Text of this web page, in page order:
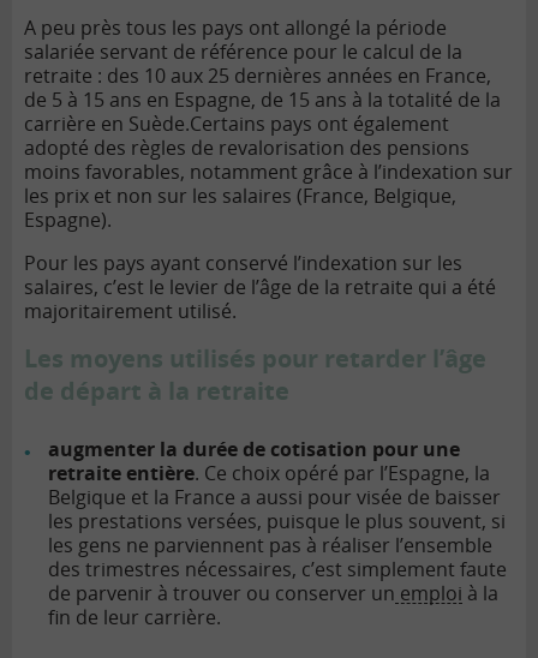
A peu près tous les pays ont allongé la période
salariée servant de référence pour le calcul de la
retraite : des 10 aux 25 dernières années en France,
de 5 à 15 ans en Espagne, de 15 ans à la totalité de la
carrière en Suède.Certains pays ont également
adopté des règles de revalorisation des pensions
moins favorables, notamment grâce à l’indexation sur
les prix et non sur les salaires (France, Belgique,
Espagne).
Pour les pays ayant conservé l’indexation sur les
salaires, c’est le levier de l’âge de la retraite qui a été
majoritairement utilisé.
Les moyens utilisés pour retarder l’âge
de départ à la retraite
augmenter la durée de cotisation pour une
retraite entière. Ce choix opéré par l’Espagne, la
Belgique et la France a aussi pour visée de baisser
les prestations versées, puisque le plus souvent, si
les gens ne parviennent pas à réaliser l’ensemble
des trimestres nécessaires, c’est simplement faute
de parvenir à trouver ou conserver un emploi à la
fin de leur carrière.